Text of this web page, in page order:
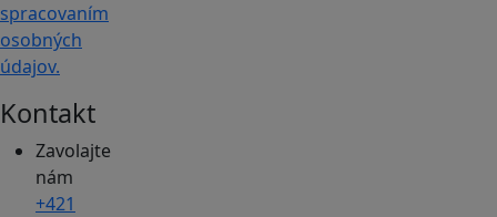
spracovaním
osobných
údajov.
Kontakt
Zavolajte
nám
+421